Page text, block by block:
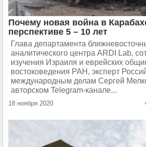
Почему новая война в
перспективе 5 – 10 лет
Глава департамента
аналитического центра ARDI Lab,
изучения Израиля и еврейских
востоковедения РАН, эксперт
международным делам Сергей
авторском Telegram-канале...
18 ноября 2020